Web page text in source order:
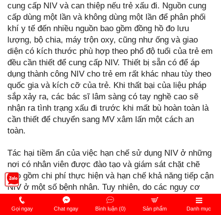
cung cấp NIV và can thiệp nếu trẻ xấu đi. Nguồn cung
cấp dùng một lần và không dùng một lần để phân phối
khí y tế đến nhiều nguồn bao gồm đồng hồ đo lưu
lượng, bộ chia, máy trộn oxy, cũng như ống và giao
diện có kích thước phù hợp theo phổ độ tuổi của trẻ em
đều cần thiết để cung cấp NIV. Thiết bị sẵn có để áp
dụng thành công NIV cho trẻ em rất khác nhau tùy theo
quốc gia và kích cỡ của trẻ. Khi thất bại của liệu pháp
sắp xảy ra, các bác sĩ lâm sàng có tay nghề cao sẽ
nhận ra tình trạng xấu đi trước khi mất bù hoàn toàn là
cần thiết để chuyển sang MV xâm lấn một cách an
toàn.
Tác hại tiềm ẩn của việc hạn chế sử dụng NIV ở những
nơi có nhân viên được đào tạo và giám sát chặt chẽ
bao gồm chi phí thực hiện và hạn chế khả năng tiếp cận
NIV ở một số bệnh nhân. Tuy nhiên, do các nguy cơ
liên quan đến việc sử dụng NIV không phù hợp và nhu
cầu đặt nội khí quản không được công nhận, sự cân
Gọi ngay Chat ngay Bình luận (0) Sản phẩm Danh mục